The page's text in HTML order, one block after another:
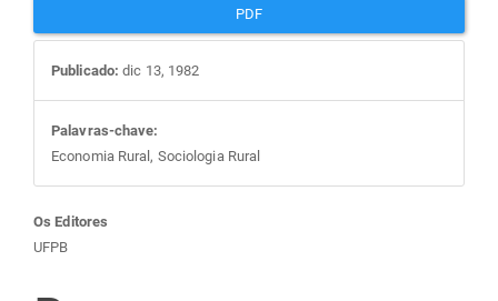
PDF
Publicado: dic 13, 1982
Palavras-chave:
Economia Rural, Sociologia Rural
Conteúdo
Os Editores
UFPB